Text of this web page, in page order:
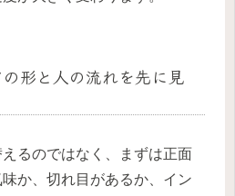
形と人の流れを先に見
るのではなく、まずは正面
か、切れ目があるか、イン